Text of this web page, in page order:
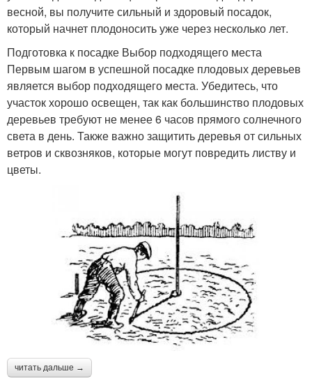
весной, вы получите сильный и здоровый посадок,
который начнет плодоносить уже через несколько лет.
Подготовка к посадке Выбор подходящего места
Первым шагом в успешной посадке плодовых деревьев
является выбор подходящего места. Убедитесь, что
участок хорошо освещен, так как большинство плодовых
деревьев требуют не менее 6 часов прямого солнечного
света в день. Также важно защитить деревья от сильных
ветров и сквозняков, которые могут повредить листву и
цветы.
читать дальше →